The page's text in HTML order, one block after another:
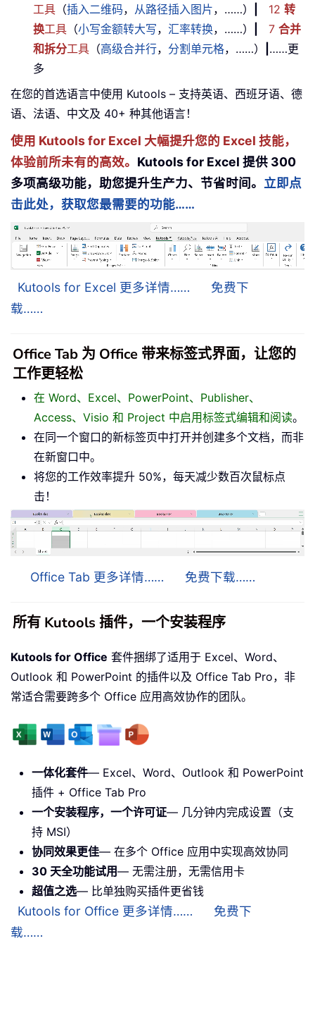
工具 （插入二维码， 从路径插入图片，……） 12 转
换工具 （小写金额转大写， 汇率转换，……） 7 合并
和拆分工具 （高级合并行， 分割单元格，……）
……更
多
在您的首选语言中使用 Kutools – 支持英语、西班牙语、德
语、法语、中文及 40+ 种其他语言！
使用 Kutools for Excel 大幅提升您的 Excel 技能，
体验前所未有的高效。 Kutools for Excel 提供 300
多项高级功能，助您提升生产力、节省时间。 立即点
击此处，获取您最需要的功能……
Kutools for Excel 更多详情……
免费下
载……
Office Tab 为 Office 带来标签式界面，让您的
工作更轻松
在 Word、Excel、PowerPoint、Publisher、
Access、Visio 和 Project 中启用标签式编辑和阅读。
在同一个窗口的新标签页中打开并创建多个文档，而非
在新窗口中。
将您的工作效率提升 50%，每天减少数百次鼠标点
击！
Office Tab 更多详情…… 免费下载……
所有 Kutools 插件，一个安装程序
Kutools for Office 套件捆绑了适用于 Excel、Word、
Outlook 和 PowerPoint 的插件以及 Office Tab Pro，非
常适合需要跨多个 Office 应用高效协作的团队。
一体化套件— Excel、Word、Outlook 和 PowerPoint
插件 + Office Tab Pro
一个安装程序，一个许可证— 几分钟内完成设置（支
持 MSI）
协同效果更佳— 在多个 Office 应用中实现高效协同
30 天全功能试用— 无需注册，无需信用卡
超值之选— 比单独购买插件更省钱
Kutools for Office 更多详情……
免费下
载……